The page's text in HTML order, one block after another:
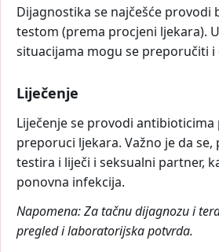
Dijagnostika se najčešće provodi
testom (prema procjeni ljekara).
situacijama mogu se preporučiti
Liječenje
Liječenje se provodi antibioticima
preporuci ljekara. Važno je da
testira i liječi i seksualni partner,
ponovna infekcija.
Napomena: Za tačnu dijagnozu i
pregled i laboratorijska potvrda.